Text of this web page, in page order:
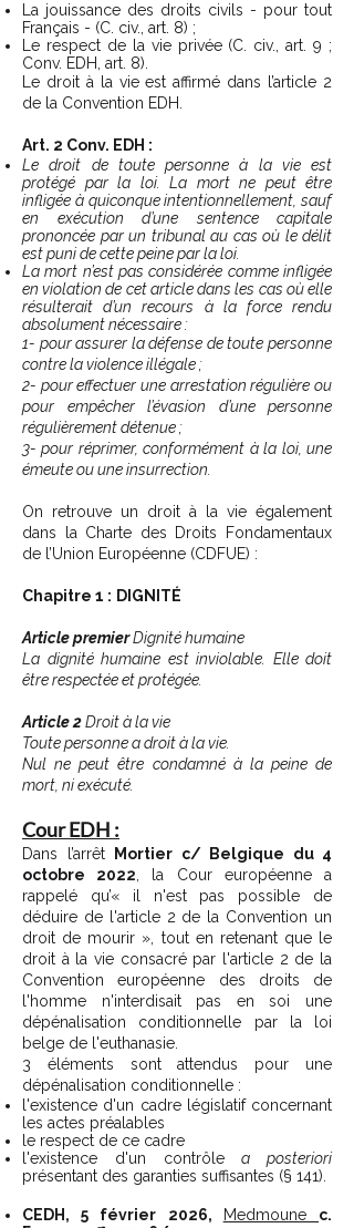
La jouissance des droits civils - pour tout
Français - (C. civ., art. 8) ;
Le respect de la vie privée (C. civ., art. 9 ;
Conv. EDH, art. 8).
Le droit à la vie est affirmé dans l’article 2
de la Convention EDH.
Art. 2 Conv. EDH :
Le droit de toute personne à la vie est
protégé par la loi. La mort ne peut être
infligée à quiconque intentionnellement, sauf
en exécution d’une sentence capitale
prononcée par un tribunal au cas où le délit
est puni de cette peine par la loi.
La mort n’est pas considérée comme infligée
en violation de cet article dans les cas où elle
résulterait d’un recours à la force rendu
absolument nécessaire :
1- pour assurer la défense de toute personne
contre la violence illégale ;
2- pour effectuer une arrestation régulière ou
pour empêcher l’évasion d’une personne
régulièrement détenue ;
3- pour réprimer, conformément à la loi, une
émeute ou une insurrection.
On retrouve un droit à la vie également
dans la Charte des Droits Fondamentaux
de l’Union Européenne (CDFUE) :
Chapitre 1 : DIGNITÉ
Article premierDignité humaine
La dignité humaine est inviolable. Elle doit
être respectée et protégée.
Article 2Droit à la vie
Toute personne a droit à la vie.
Nul ne peut être condamné à la peine de
mort, ni exécuté.
Cour EDH :
Dans l’arrêt
Mortier c/ Belgique du 4
octobre 2022 , la Cour européenne a
rappelé qu’« il n'est pas possible de
déduire de l'article 2 de la Convention un
droit de mourir », tout en retenant que le
droit à la vie consacré par l'article 2 de la
Convention européenne des droits de
l'homme n'interdisait pas en soi une
dépénalisation conditionnelle par la loi
belge de l'euthanasie.
3 éléments sont attendus pour une
dépénalisation conditionnelle :
l'existence d'un cadre législatif concernant
les actes préalables
le respect de ce cadre
l'existence d'un contrôlea posteriori
présentant des garanties suffisantes (§ 141).
CEDH, 5 février 2026, Medmoune c.